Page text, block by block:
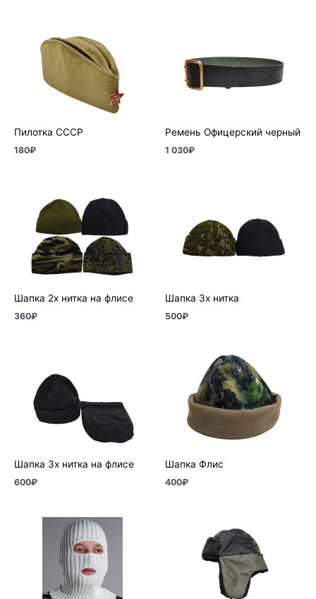
Пилотка СССР
180₽
Ремень Офицерский черный
1 030₽
Шапка 2х нитка на флисе
360₽
Шапка 3х нитка
500₽
Шапка 3х нитка на флисе
600₽
Шапка Флис
400₽